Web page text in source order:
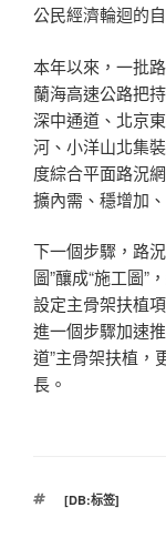
公民經濟輪迴的
本年以來，一批
蘭海高速公路把
深中通道、北京
河、小洋山北集
度綜合平面路況
擴內需、穩增加
下一個步驟，路
圖”釀成“施工圖”
設定主骨架扶植
進一個步驟加速
道”主骨架扶植，
長。
標
[DB:标签]